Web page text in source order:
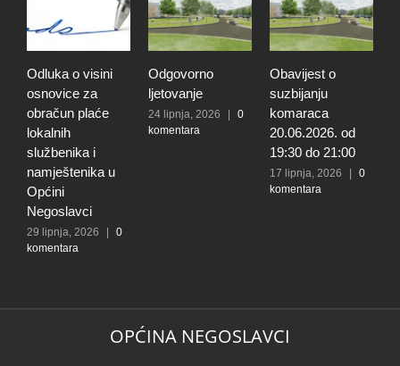
Odluka o visini
osnovice za
obračun plaće
lokalnih
službenika i
namještenika u
Općini
Negoslavci
29 lipnja, 2026
0
komentara
Odgovorno
ljetovanje
24 lipnja, 2026
0
komentara
Obavijest o
suzbijanju
komaraca
20.06.2026. od
19:30 do 21:00
17 lipnja, 2026
0
komentara
OPĆINA NEGOSLAVCI